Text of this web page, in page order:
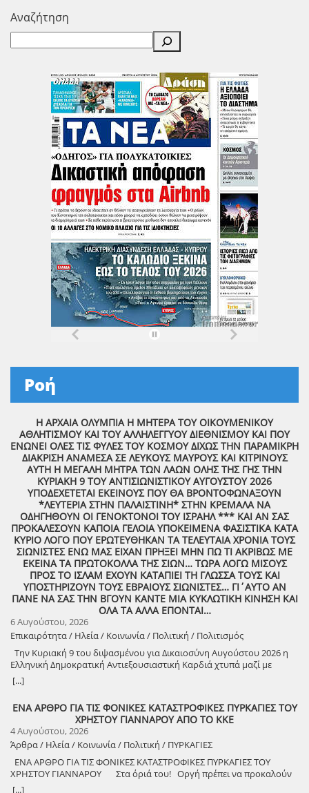
Αναζήτηση
Ροή
Η ΑΡΧΑΙΑ ΟΛΥΜΠΙΑ Η ΜΗΤΕΡΑ ΤΟΥ ΟΙΚΟΥΜΕΝΙΚΟΥ
ΑΘΛΗΤΙΣΜΟΥ ΚΑΙ ΤΟΥ ΑΛΛΗΛΕΓΓΥΟΥ ΔΙΕΘΝΙΣΜΟΥ ΚΑΙ ΠΟΥ
ΕΝΩΝΕΙ ΟΛΕΣ ΤΙΣ ΦΥΛΕΣ ΤΟΥ ΚΟΣΜΟΥ ΔΙΧΩΣ ΤΗΝ ΠΑΡΑΜΙΚΡΗ
ΔΙΑΚΡΙΣΗ ΑΝΑΜΕΣΑ ΣΕ ΛΕΥΚΟΥΣ ΜΑΥΡΟΥΣ ΚΑΙ ΚΙΤΡΙΝΟΥΣ
ΑΥΤΗ Η ΜΕΓΑΛΗ ΜΗΤΡΑ ΤΩΝ ΛΑΩΝ ΟΛΗΣ ΤΗΣ ΓΗΣ ΤΗΝ
ΚΥΡΙΑΚΗ 9 ΤΟΥ ΑΝΤΙΣΙΩΝΙΣΤΙΚΟΥ ΑΥΓΟΥΣΤΟΥ 2026
ΥΠΟΔΕΧΕΤΕΤΑΙ ΕΚΕΙΝΟΥΣ ΠΟΥ ΘΑ ΒΡΟΝΤΟΦΩΝΑΞΟΥΝ
*ΛΕΥΤΕΡΙΑ ΣΤΗΝ ΠΑΛΑΙΣΤΙΝΗ* ΣΤΗΝ ΚΡΕΜΑΛΑ ΝΑ
ΟΔΗΓΗΘΟΥΝ ΟΙ ΓΕΝΟΚΤΟΝΟΙ ΤΟΥ ΙΣΡΑΗΛ *** ΚΑΙ ΑΝ ΣΑΣ
ΠΡΟΚΑΛΕΣΟΥΝ ΚΑΠΟΙΑ ΓΕΛΟΙΑ ΥΠΟΚΕΙΜΕΝΑ ΦΑΣΙΣΤΙΚΑ ΚΑΤΑ
ΚΥΡΙΟ ΛΟΓΟ ΠΟΥ ΕΡΩΤΕΥΘΗΚΑΝ ΤΑ ΤΕΛΕΥΤΑΙΑ ΧΡΟΝΙΑ ΤΟΥΣ
ΣΙΩΝΙΣΤΕΣ ΕΝΩ ΜΑΣ ΕΙΧΑΝ ΠΡΗΞΕΙ ΜΗΝ ΠΩ ΤΙ ΑΚΡΙΒΩΣ ΜΕ
ΕΚΕΙΝΑ ΤΑ ΠΡΩΤΟΚΟΛΛΑ ΤΗΣ ΣΙΩΝ… ΤΩΡΑ ΛΟΓΩ ΜΙΣΟΥΣ
ΠΡΟΣ ΤΟ ΙΣΛΑΜ ΕΧΟΥΝ ΚΑΤΑΠΙΕΙ ΤΗ ΓΛΩΣΣΑ ΤΟΥΣ ΚΑΙ
ΥΠΟΣΤΗΡΙΖΟΥΝ ΤΟΥΣ ΕΒΡΑΙΟΥΣ ΣΙΩΝΙΣΤΕΣ… ΓΙ΄ΑΥΤΟ ΑΝ
ΠΑΝΕ ΝΑ ΣΑΣ ΤΗΝ ΒΓΟΥΝ ΚΑΝΤΕ ΜΙΑ ΚΥΚΛΩΤΙΚΗ ΚΙΝΗΣΗ ΚΑΙ
ΟΛΑ ΤΑ ΑΛΛΑ ΕΠΟΝΤΑΙ…
6 Αυγούστου, 2026
Επικαιρότητα / Ηλεία / Κοινωνία / Πολιτική / Πολιτισμός
Την Κυριακή 9 του διψασμένου για Δικαιοσύνη Αυγούστου 2026 η
Ελληνική Δημοκρατική Αντιεξουσιαστική Καρδιά χτυπά μαζί με
ΟΛΟΥΣ τους Συναγωνιστές για την Παλαιστίνη μέρα Μνήμης και
Αγώνα!
[...]
ΕΝΑ ΑΡΘΡΟ ΓΙΑ ΤΙΣ ΦΟΝΙΚΕΣ ΚΑΤΑΣΤΡΟΦΙΚΕΣ ΠΥΡΚΑΓΙΕΣ ΤΟΥ
ΧΡΗΣΤΟΥ ΓΙΑΝΝΑΡΟΥ ΑΠΟ ΤΟ ΚΚΕ
4 Αυγούστου, 2026
Άρθρα / Ηλεία / Κοινωνία / Πολιτική / ΠΥΡΚΑΓΙΕΣ
ΕΝΑ ΑΡΘΡΟ ΓΙΑ ΤΙΣ ΦΟΝΙΚΕΣ ΚΑΤΑΣΤΡΟΦΙΚΕΣ ΠΥΡΚΑΓΙΕΣ ΤΟΥ
ΧΡΗΣΤΟΥ ΓΙΑΝΝΑΡΟΥ Στα όριά του! Οργή πρέπει να προκαλούν
τα αναμασήματα του πρωθυπουργού και κυβερνητικών στελεχών,
[...]